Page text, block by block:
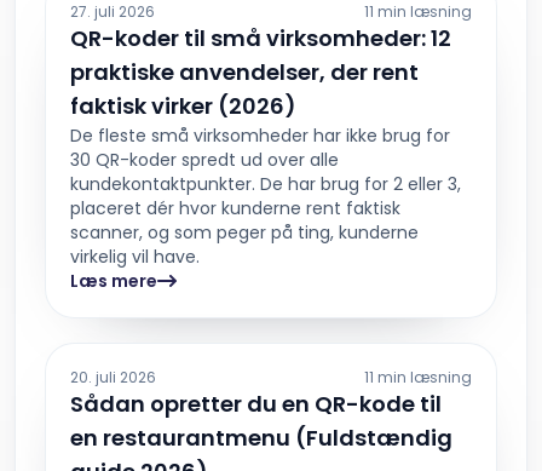
27. juli 2026 11 min læsning
QR-koder til små virksomheder: 12
praktiske anvendelser, der rent
faktisk virker (2026)
De fleste små virksomheder har ikke brug for
30 QR-koder spredt ud over alle
kundekontaktpunkter. De har brug for 2 eller 3,
placeret dér hvor kunderne rent faktisk
scanner, og som peger på ting, kunderne
virkelig vil have.
Læs mere
20. juli 2026 11 min læsning
Sådan opretter du en QR-kode til
en restaurantmenu (Fuldstændig